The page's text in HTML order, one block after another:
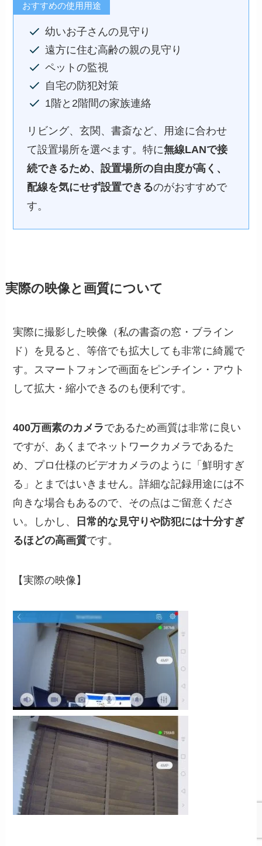
おすすめの使用用途
幼いお子さんの見守り
遠方に住む高齢の親の見守り
ペットの監視
自宅の防犯対策
1階と2階間の家族連絡
リビング、玄関、書斎など、用途に合わせ
て設置場所を選べます。特に無線LANで接
続できるため、設置場所の自由度が高く、
配線を気にせず設置できるのがおすすめで
す。
実際の映像と画質について
実際に撮影した映像（私の書斎の窓・ブライン
ド）を見ると、等倍でも拡大しても非常に綺麗で
す。スマートフォンで画面をピンチイン・アウト
して拡大・縮小できるのも便利です。
400万画素のカメラであるため画質は非常に良い
ですが、あくまでネットワークカメラであるた
め、プロ仕様のビデオカメラのように「鮮明すぎ
る」とまではいきません。詳細な記録用途には不
向きな場合もあるので、その点はご留意くださ
い。しかし、
日常的な見守りや防犯には十分すぎ
るほどの高画質です。
【実際の映像】